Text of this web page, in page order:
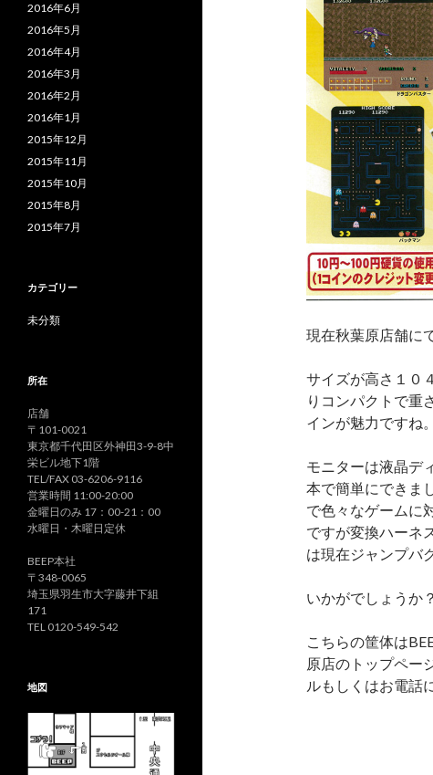
現在秋葉原店舗に
サイズが高さ１０
りコンパクトで重
インが魅力ですね。
モニターは液晶デ
本で簡単にできま
で色々なゲームに
ですが変換ハーネ
は現在ジャンプバ
いかがでしょうか？
こちらの筐体は
原店のトップペー
ルもしくはお電話
2016年6月
2016年5月
2016年4月
2016年3月
2016年2月
2016年1月
2015年12月
2015年11月
2015年10月
2015年8月
2015年7月
カテゴリー
未分類
所在
店舗
〒101-0021
東京都千代田区外神田3-9-8中
栄ビル地下1階
TEL/FAX 03-6206-9116
営業時間 11:00-20:00
金曜日のみ 17：00-21：00
水曜日・木曜日定休
BEEP本社
〒348-0065
埼玉県羽生市大字藤井下組
171
TEL 0120-549-542
地図